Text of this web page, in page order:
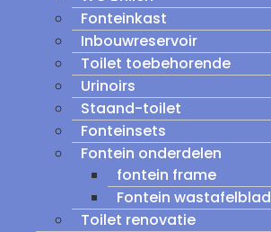
Fonteinkast
Inbouwreservoir
Toilet toebehorende
Urinoirs
Staand-toilet
Fonteinsets
Fontein onderdelen
fontein frame
Fontein wastafelblad
Toilet renovatie